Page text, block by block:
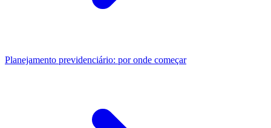
Planejamento previdenciário: por onde começar